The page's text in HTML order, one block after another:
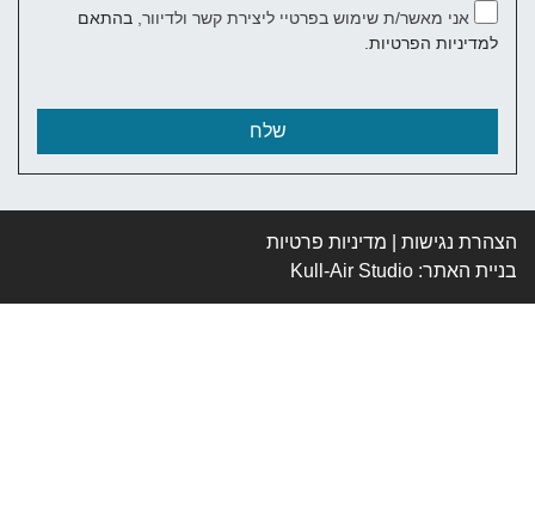
אני מאשר/ת שימוש בפרטיי ליצירת קשר ולדיוור, בהתאם
הפרטיות.
נגישות |מדיניות פרטיות
האתר: Kull-Air Studio